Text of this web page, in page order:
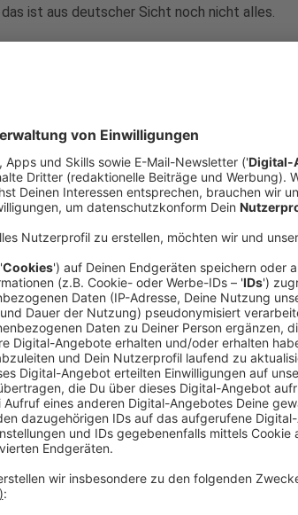
das ist aus deutscher Sicht noch nicht alles.
erste Nationalverband entzieht FIFA-Boss
Gianni Infantino öffentlich wieder seinen
Beistand für eine Wiederwahl. Die UEFA baut
eine Drohkulisse auf.
Medaillensatz komplett: Hentschel/Avila
Sanchez holen Bronze
Sport|Eine Willensleistung verhilft dem
Mixed-Synchron-Paar vom 3-Meter-Brett zur
Medaille. Zwischenzeitlich hatte es nicht nach
diesem Erfolg ausgesehen.
Erst Hochzeitsinsel, dann Hongkong:
Bayern in Asien bejubelt
Fußball|Nach dem Trainingslager am
heimischen Tegernsee geht's für den FC Bayern
in der Saisonvorbereitung in Südkorea und